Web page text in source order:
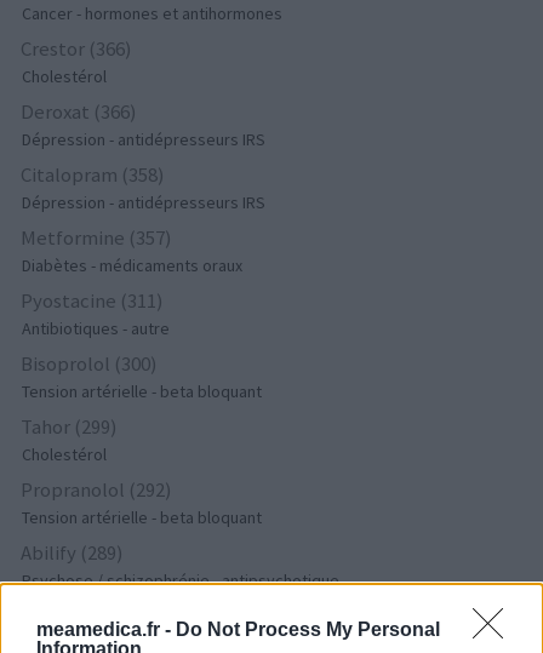
meamedica.fr - Do Not Process My Personal
Information
Cancer - hormones et antihormones
Crestor (366)
Cholestérol
Deroxat (366)
Dépression - antidépresseurs IRS
Citalopram (358)
Dépression - antidépresseurs IRS
Metformine (357)
Diabètes - médicaments oraux
Pyostacine (311)
Antibiotiques - autre
Bisoprolol (300)
Tension artérielle - beta bloquant
Tahor (299)
Cholestérol
Propranolol (292)
Tension artérielle - beta bloquant
Abilify (289)
Psychose / schizophrénie - antipsychotique
Victoza (261)
Diabètes - médicaments oraux